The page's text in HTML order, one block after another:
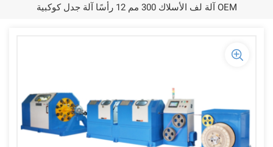
آلة لف الأسلاك 300 مم 12 رأسًا آلة جدل كوكبية OEM